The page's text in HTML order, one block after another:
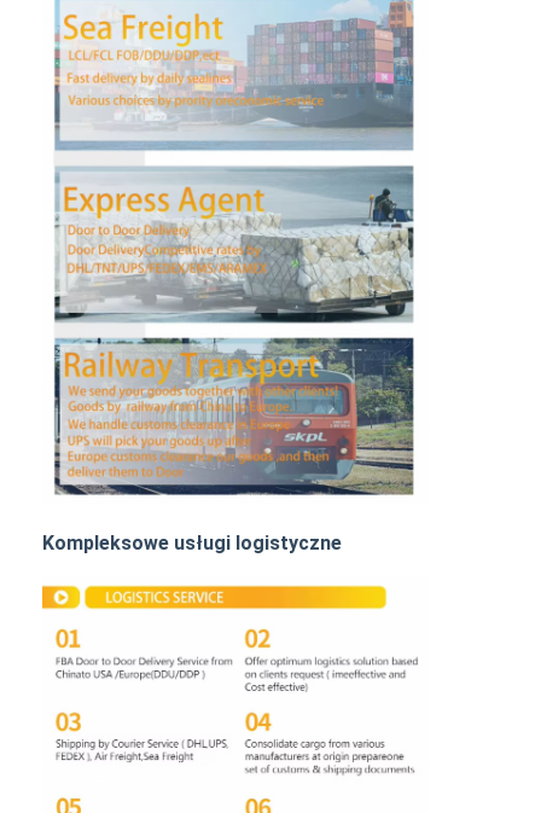
Spedycja Międzynarodowa
Spedycja lotnicza
Fracht morski
ekspresowa WYSYŁKA
Transport kolejowy
Wyślij do Amazonu
Transport ciężarowy
Usługa magazynowania
Kompleksowe usługi logistyczne